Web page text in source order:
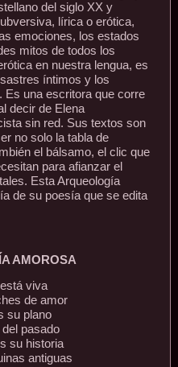
del siglo XX y
lírica o erótica,
emociones, los estados
mitos de todos los
en nuestra lengua, es
íntimos y los
Es una escritora que corre
decir de Elena
sin red. Sus textos son
no solo la tabla de
el bálsamo, el clic que
para afianzar el
Esta Arqueología
de su poesía que se edita
AMOROSA
viva
de amor
su plano
pasado
su historia
antiguas